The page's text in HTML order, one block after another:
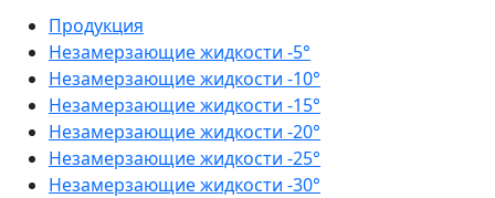
Продукция
Незамерзающие жидкости -5°
Незамерзающие жидкости -10°
Незамерзающие жидкости -15°
Незамерзающие жидкости -20°
Незамерзающие жидкости -25°
Незамерзающие жидкости -30°